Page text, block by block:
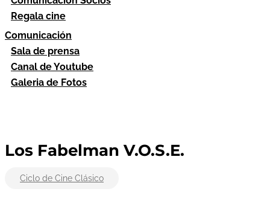
Regala cine
Comunicación
Sala de prensa
Canal de Youtube
Galeria de Fotos
Los Fabelman V.O.S.E.
Ciclo de Cine Clásico